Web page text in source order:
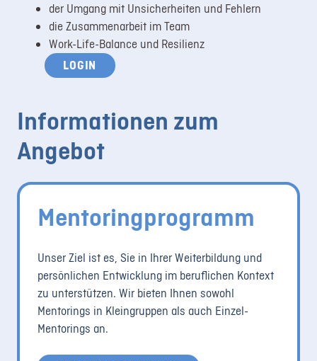
der Umgang mit Unsicherheiten und Fehlern
die Zusammenarbeit im Team
Work-Life-Balance und Resilienz
LOGIN
Informationen zum
Angebot
Mentoringprogramm
Unser Ziel ist es, Sie in Ihrer Weiterbildung und
persönlichen Entwicklung im beruflichen Kontext
zu unterstützen. Wir bieten Ihnen sowohl
Mentorings in Kleingruppen als auch Einzel-
Mentorings an.